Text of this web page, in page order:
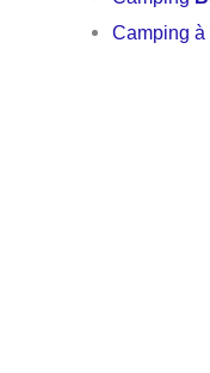
Camping à